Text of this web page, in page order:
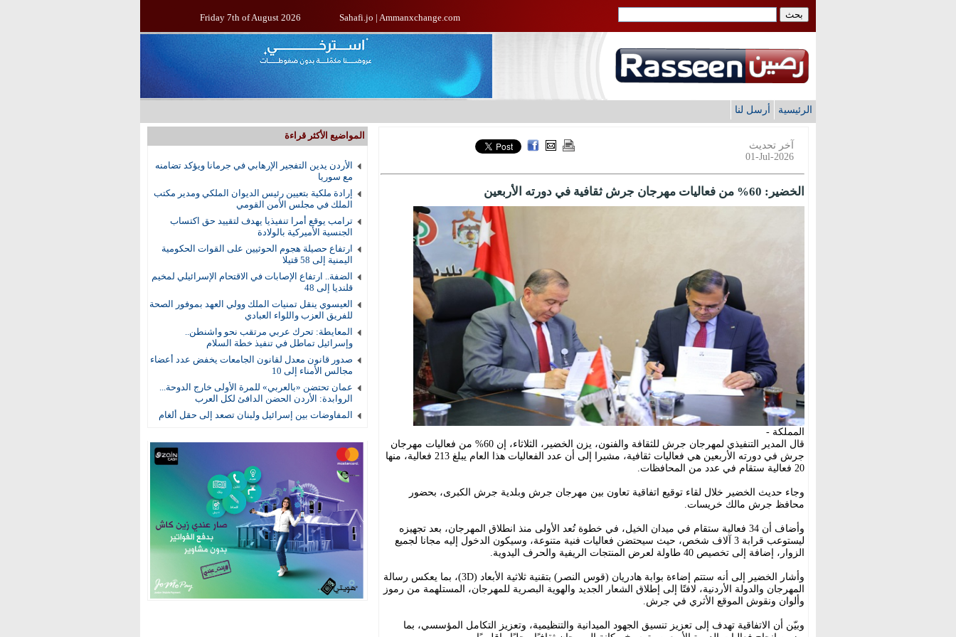
Friday 7th of August 2026 Sahafi.jo | Ammanxchange.com
الرئيسية أرسل لنا
المواضيع الأكثر قراءة
الأردن يدين التفجير الإرهابي في جرمانا ويؤكد تضامنه
مع سوريا
إرادة ملكية بتعيين رئيس الديوان الملكي ومدير مكتب
الملك في مجلس الأمن القومي
ترامب يوقع أمرا تنفيذيا يهدف لتقييد حق اكتساب
الجنسية الأميركية بالولادة
ارتفاع حصيلة هجوم الحوثيين على القوات الحكومية
اليمنية إلى 58 قتيلا
الضفة.. ارتفاع الإصابات في الاقتحام الإسرائيلي لمخيم
قلنديا إلى 48
العيسوي ينقل تمنيات الملك وولي العهد بموفور الصحة
للفريق العزب واللواء العبادي
المعايطة: تحرك عربي مرتقب نحو واشنطن..
وإسرائيل تماطل في تنفيذ خطة السلام
صدور قانون معدل لقانون الجامعات يخفض عدد أعضاء
مجالس الأمناء إلى 10
عمان تحتضن «بالعربي» للمرة الأولى خارج الدوحة...
الروابدة: الأردن الحضن الدافئ لكل العرب
المفاوضات بين إسرائيل ولبنان تصعد إلى حقل ألغام
آخر تحديث
01-Jul-2026
الخضير: 60% من فعاليات مهرجان جرش ثقافية في دورته الأربعين
المملكة -
قال المدير التنفيذي لمهرجان جرش للثقافة والفنون، يزن الخضير، الثلاثاء، إن 60% من فعاليات مهرجان
جرش في دورته الأربعين هي فعاليات ثقافية، مشيرا إلى أن عدد الفعاليات هذا العام يبلغ 213 فعالية، منها
20 فعالية ستقام في عدد من المحافظات.
وجاء حديث الخضير خلال لقاء توقيع اتفاقية تعاون بين مهرجان جرش وبلدية جرش الكبرى، بحضور
محافظ جرش مالك خريسات.
وأضاف أن 34 فعالية ستقام في ميدان الخيل، في خطوة تُعد الأولى منذ انطلاق المهرجان، بعد تجهيزه
ليستوعب قرابة 3 آلاف شخص، حيث سيحتضن فعاليات فنية متنوعة، وسيكون الدخول إليه مجانا لجميع
الزوار، إضافة إلى تخصيص 40 طاولة لعرض المنتجات الريفية والحرف اليدوية.
وأشار الخضير إلى أنه ستتم إضاءة بوابة هادريان (قوس النصر) بتقنية ثلاثية الأبعاد (3D)، بما يعكس رسالة
المهرجان والدولة الأردنية، لافتًا إلى إطلاق الشعار الجديد والهوية البصرية للمهرجان، المستلهمة من رموز
وألوان ونقوش الموقع الأثري في جرش.
وبيّن أن الاتفاقية تهدف إلى تعزيز تنسيق الجهود الميدانية والتنظيمية، وتعزيز التكامل المؤسسي، بما